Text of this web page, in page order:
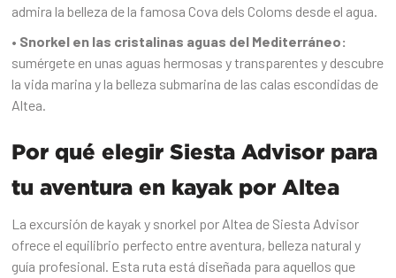
admira la belleza de la famosa Cova dels Coloms desde el agua.
• Snorkel en las cristalinas aguas del Mediterráneo:
sumérgete en unas aguas hermosas y transparentes y descubre
la vida marina y la belleza submarina de las calas escondidas de
Altea.
Por qué elegir Siesta Advisor para
tu aventura en kayak por Altea
La excursión de kayak y snorkel por Altea de Siesta Advisor
ofrece el equilibrio perfecto entre aventura, belleza natural y
guía profesional. Esta ruta está diseñada para aquellos que